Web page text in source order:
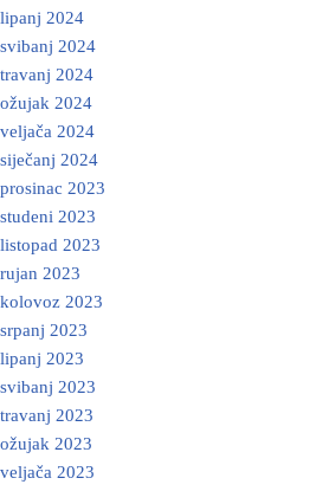
lipanj 2024
svibanj 2024
travanj 2024
ožujak 2024
veljača 2024
siječanj 2024
prosinac 2023
studeni 2023
listopad 2023
rujan 2023
kolovoz 2023
srpanj 2023
lipanj 2023
svibanj 2023
travanj 2023
ožujak 2023
veljača 2023